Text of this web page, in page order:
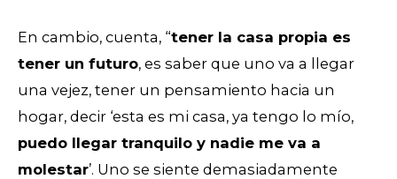
En cambio, cuenta, “tener la casa propia es
tener un futuro, es saber que uno va a llegar
una vejez, tener un pensamiento hacia un
hogar, decir ‘esta es mi casa, ya tengo lo mío,
puedo llegar tranquilo y nadie me va a
molestar’. Uno se siente demasiadamente